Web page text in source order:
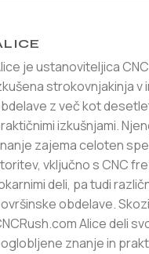
je ustanoviteljica
strokovnjakinja v
z več kot
izkušnjami.
zajema celoten
vključno s CNC
deli, pa tudi
obdelave. Skozi
Alice deli
znanje in